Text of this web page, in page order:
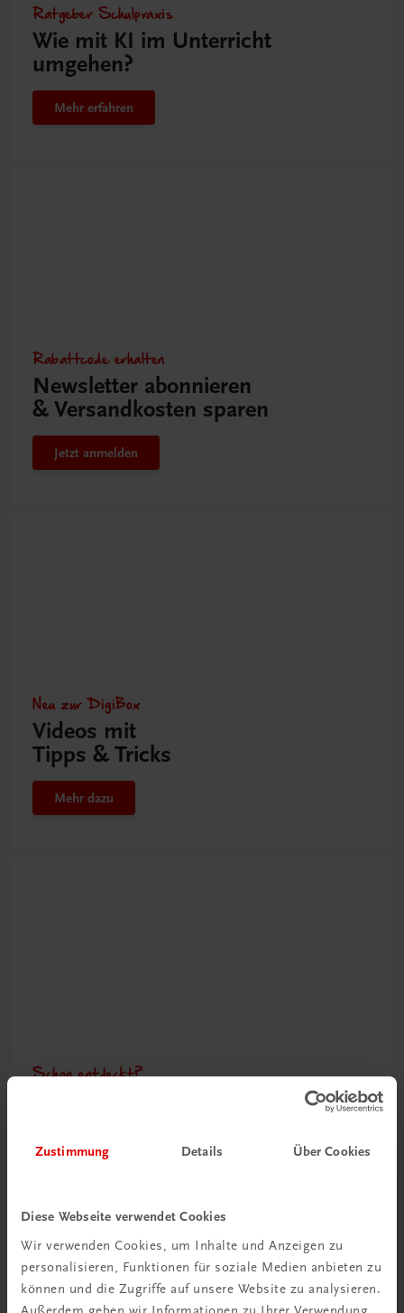
Zustimmung Details Über Cookies
Diese Webseite verwendet Cookies
Wir verwenden Cookies, um Inhalte und Anzeigen zu
personalisieren, Funktionen für soziale Medien anbieten zu
können und die Zugriffe auf unsere Website zu analysieren.
Ratgeber Schulpraxis
Wie mit KI im Unterricht
umgehen?
Mehr erfahren
Rabattcode erhalten
Newsletter abonnieren
& Versandkosten sparen
Jetzt anmelden
Neu zur DigiBox
Videos mit
Tipps & Tricks
Mehr dazu
Schon entdeckt?
Mehr dazu